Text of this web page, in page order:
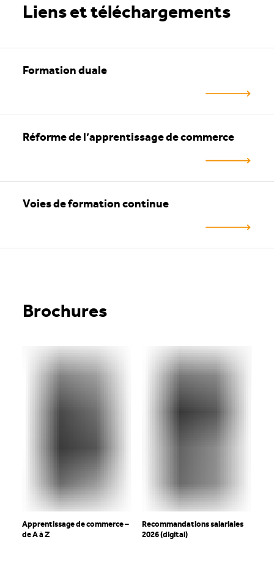
Liens et téléchargements
Formation duale
Réforme de l’apprentissage de commerce
Voies de formation continue
Brochures
Apprentissage de commerce –
de A à Z
Recommandations salariales
2026 (digital)